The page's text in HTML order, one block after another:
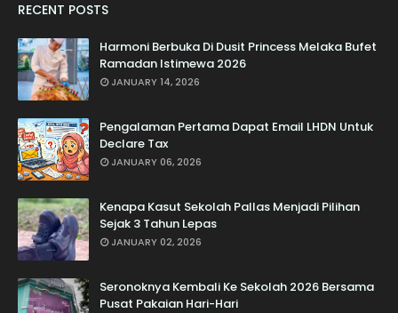
RECENT POSTS
Harmoni Berbuka Di Dusit Princess Melaka Bufet
Ramadan Istimewa 2026
JANUARY 14, 2026
Pengalaman Pertama Dapat Email LHDN Untuk
Declare Tax
JANUARY 06, 2026
Kenapa Kasut Sekolah Pallas Menjadi Pilihan
Sejak 3 Tahun Lepas
JANUARY 02, 2026
Seronoknya Kembali Ke Sekolah 2026 Bersama
Pusat Pakaian Hari-Hari